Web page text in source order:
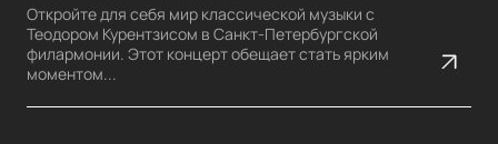
Откройте для себя мир классической музыки с
Теодором Курентзисом в Санкт-Петербургской
филармонии. Этот концерт обещает стать ярким
моментом...